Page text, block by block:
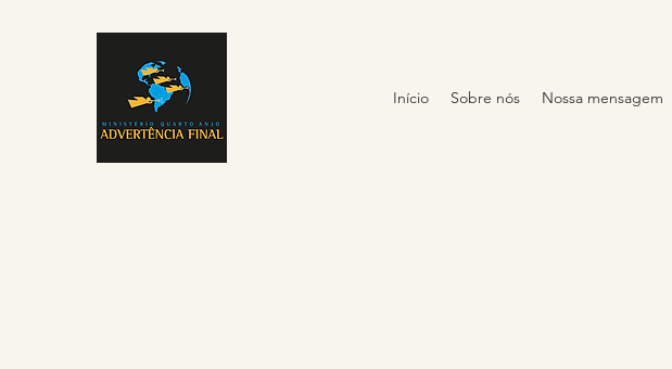
Início Sobre nós Nossa mensagem